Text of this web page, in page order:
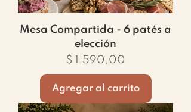
Mesa Compartida - 6 patés a
elección
Precio
$ 1.590,00
Agregar al carrito